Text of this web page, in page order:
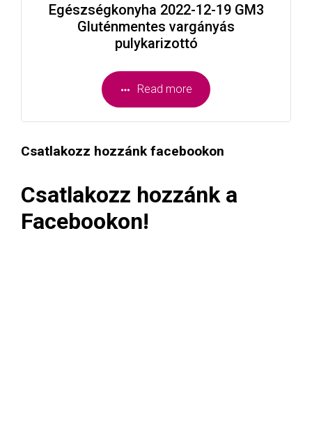
Egészségkonyha 2022-12-19 GM3
Gluténmentes vargányás
pulykarizottó
Read more
Csatlakozz hozzánk facebookon
Csatlakozz hozzánk a
Facebookon!